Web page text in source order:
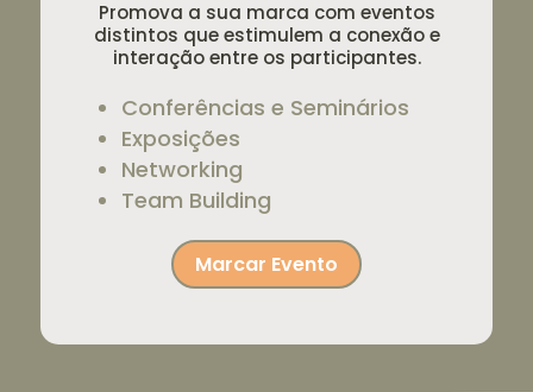
Promova a sua marca com eventos
distintos que estimulem a conexão e
interação entre os participantes.
Conferências e Seminários
Exposições
Networking
Team Building
Marcar Evento